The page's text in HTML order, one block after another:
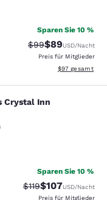
Sparen Sie 10 %
Durchgestrichener
$99Vergünstigter
$89USD/Nacht
Preis für Mitglieder
Geschätzte
$97 gesamt
Inn
Crystal Inn
1485 Bewertungen
Sparen Sie 10 %
Durchgestrichener
$119Vergünstigter
$107USD/Nacht
Preis für Mitglieder